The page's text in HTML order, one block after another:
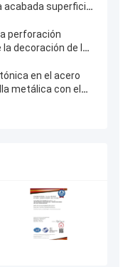
superficie
perforación
decoración de la
marco del color
en el acero
metálica con el